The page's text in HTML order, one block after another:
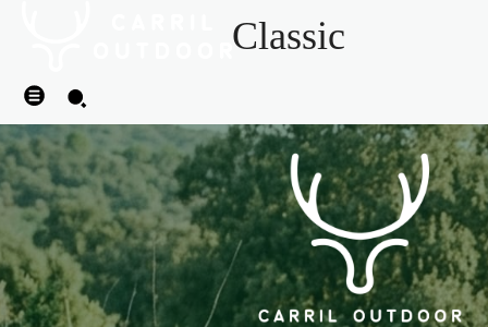
Classic